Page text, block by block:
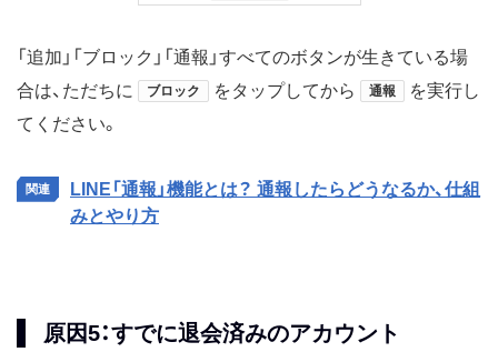
「追加」「ブロック」「通報」すべてのボタンが生きている場
合は、ただちに
ブロック をタップしてから 通報
を実行し
てください。
LINE「通報」機能とは？ 通報したらどうなるか、仕組
みとやり方
原因5：すでに退会済みのアカウント